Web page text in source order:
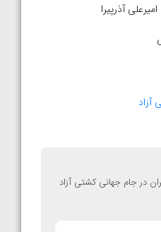
در جام جهانی کشتی آزاد